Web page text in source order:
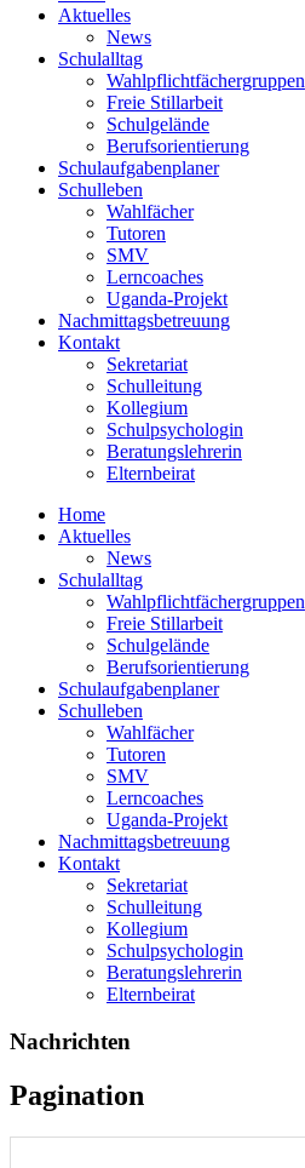
Aktuelles
News
Schulalltag
Wahlpflichtfächergruppen
Freie Stillarbeit
Schulgelände
Berufsorientierung
Schulaufgabenplaner
Schulleben
Wahlfächer
Tutoren
SMV
Lerncoaches
Uganda-Projekt
Nachmittagsbetreuung
Kontakt
Sekretariat
Schulleitung
Kollegium
Schulpsychologin
Beratungslehrerin
Elternbeirat
Home
Aktuelles
News
Schulalltag
Wahlpflichtfächergruppen
Freie Stillarbeit
Schulgelände
Berufsorientierung
Schulaufgabenplaner
Schulleben
Wahlfächer
Tutoren
SMV
Lerncoaches
Uganda-Projekt
Nachmittagsbetreuung
Kontakt
Sekretariat
Schulleitung
Kollegium
Schulpsychologin
Beratungslehrerin
Elternbeirat
Nachrichten
Pagination